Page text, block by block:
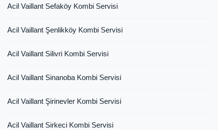
Acil Vaillant Sefaköy Kombi Servisi
Acil Vaillant Şenlikköy Kombi Servisi
Acil Vaillant Silivri Kombi Servisi
Acil Vaillant Sinanoba Kombi Servisi
Acil Vaillant Şirinevler Kombi Servisi
Acil Vaillant Sirkeci Kombi Servisi